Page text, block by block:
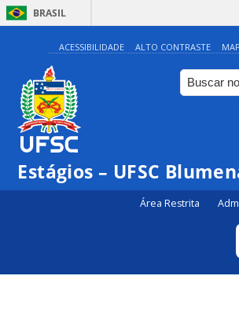
BRASIL
ACESSIBILIDADE ALTO CONTRASTE
Estágios – UFSC
Área Restrita